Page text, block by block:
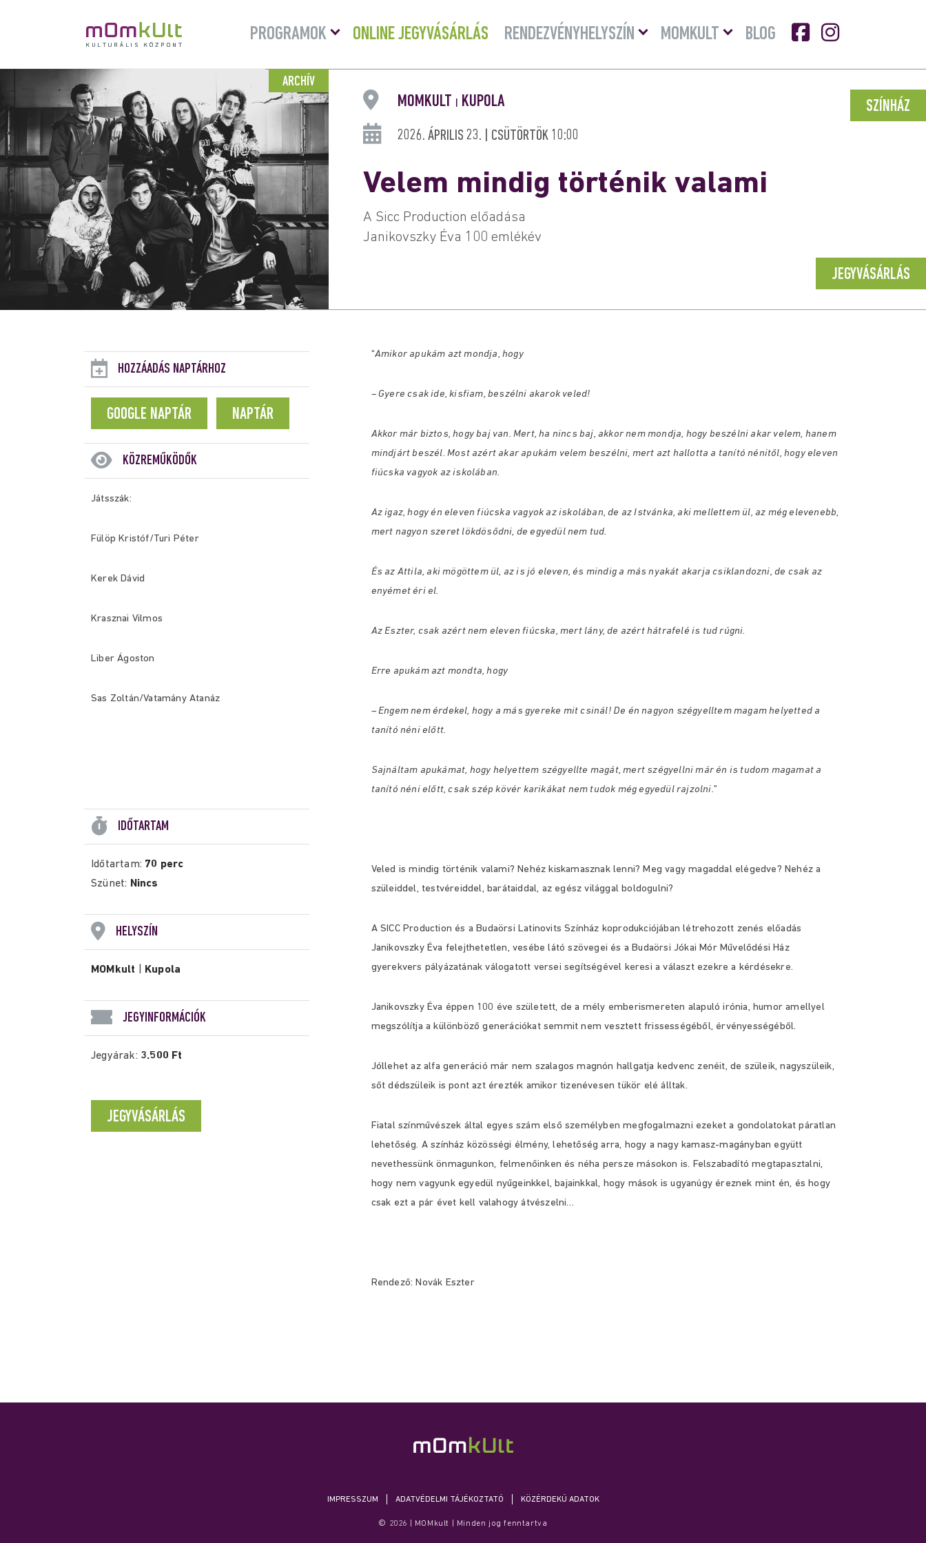
PROGRAMOK
Menü
lenyitása
ONLINE JEGYVÁSÁRLÁS RENDEZVÉNYHELYSZÍN
Menü
lenyitásaMOMKULT
Menü
lenyitása
BLOG
ARCHÍV
SZÍNHÁZ
MOMKULT KUPOLA
2026. ÁPRILIS 23. | CSÜTÖRTÖK 10:00
Velem mindig történik valami
A Sicc Production előadása
Janikovszky Éva 100 emlékév
JEGYVÁSÁRLÁS
HOZZÁADÁS NAPTÁRHOZ
GOOGLE NAPTÁR NAPTÁR
KÖZREMŰKÖDŐK
Játsszák:
Fülöp Kristóf/Turi Péter
Kerek Dávid
Krasznai Vilmos
Liber Ágoston
Sas Zoltán/Vatamány Atanáz
IDŐTARTAM
Időtartam: 70 perc
Szünet: Nincs
HELYSZÍN
MOMkult Kupola
JEGYINFORMÁCIÓK
Jegyárak: 3.500 Ft
JEGYVÁSÁRLÁS
“Amikor apukám azt mondja, hogy
– Gyere csak ide, kisfiam, beszélni akarok veled!
Akkor már biztos, hogy baj van. Mert, ha nincs baj, akkor nem mondja, hogy beszélni akar velem, hanem
mindjárt beszél. Most azért akar apukám velem beszélni, mert azt hallotta a tanító nénitől, hogy eleven
fiúcska vagyok az iskolában.
Az igaz, hogy én eleven fiúcska vagyok az iskolában, de az Istvánka, aki mellettem ül, az még elevenebb,
mert nagyon szeret lökdösődni, de egyedül nem tud.
És az Attila, aki mögöttem ül, az is jó eleven, és mindig a más nyakát akarja csiklandozni, de csak az
enyémet éri el.
Az Eszter, csak azért nem eleven fiúcska, mert lány, de azért hátrafelé is tud rúgni.
Erre apukám azt mondta, hogy
– Engem nem érdekel, hogy a más gyereke mit csinál! De én nagyon szégyelltem magam helyetted a
tanító néni előtt.
Sajnáltam apukámat, hogy helyettem szégyellte magát, mert szégyellni már én is tudom magamat a
tanító néni előtt, csak szép kövér karikákat nem tudok még egyedül rajzolni.”
Veled is mindig történik valami? Nehéz kiskamasznak lenni? Meg vagy magaddal elégedve? Nehéz a
szüleiddel, testvéreiddel, barátaiddal, az egész világgal boldogulni?
A SICC Production és a Budaörsi Latinovits Színház koprodukciójában létrehozott zenés előadás
Janikovszky Éva felejthetetlen, vesébe látó szövegei és a Budaörsi Jókai Mór Művelődési Ház
gyerekvers pályázatának válogatott versei segítségével keresi a választ ezekre a kérdésekre.
Janikovszky Éva éppen 100 éve született, de a mély emberismereten alapuló irónia, humor amellyel
megszólítja a különböző generációkat semmit nem vesztett frissességéből, érvényességéből.
Jóllehet az alfa generáció már nem szalagos magnón hallgatja kedvenc zenéit, de szüleik, nagyszüleik,
sőt dédszüleik is pont azt érezték amikor tizenévesen tükör elé álltak.
Fiatal színművészek által egyes szám első személyben megfogalmazni ezeket a gondolatokat páratlan
lehetőség. A színház közösségi élmény, lehetőség arra, hogy a nagy kamasz-magányban együtt
nevethessünk önmagunkon, felmenőinken és néha persze másokon is. Felszabadító megtapasztalni,
hogy nem vagyunk egyedül nyűgeinkkel, bajainkkal, hogy mások is ugyanúgy éreznek mint én, és hogy
csak ezt a pár évet kell valahogy átvészelni…
Rendező:Novák Eszter
IMPRESSZUM ADATVÉDELMI TÁJÉKOZTATÓ KÖZÉRDEKŰ ADATOK
© 2026 | MOMkult | Minden jog fenntartva